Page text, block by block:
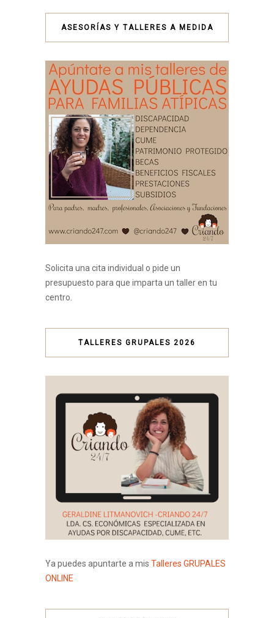
ASESORÍAS Y TALLERES A MEDIDA
Solicita una cita individual o pide un
presupuesto para que imparta un taller en tu
centro.
TALLERES GRUPALES 2026
Ya puedes apuntarte a mis Talleres GRUPALES
ONLINE